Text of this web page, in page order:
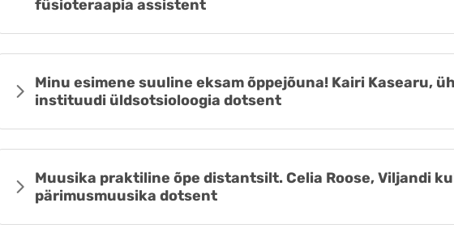
füsioteraapia assistent
Minu esimene suuline eksam õppejõuna! Kairi Kasearu,
instituudi üldsotsioloogia dotsent
Muusika praktiline õpe distantsilt. Celia Roose, Viljandi
pärimusmuusika dotsent